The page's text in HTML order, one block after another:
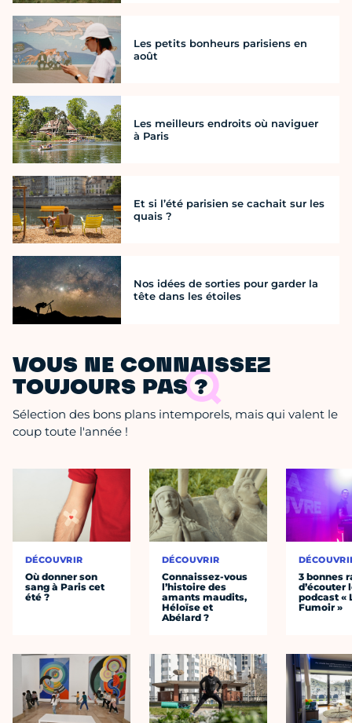
Les petits bonheurs parisiens en
août
Les meilleurs endroits où naviguer
à Paris
Et si l’été parisien se cachait sur les
quais ?
Nos idées de sorties pour garder la
tête dans les étoiles
VOUS NE CONNAISSEZ
TOUJOURS PAS ?
Sélection des bons plans intemporels, mais qui valent le
coup toute l'année !
DÉCOUVRIR
Où donner son
sang à Paris cet
été ?
DÉCOUVRIR
Connaissez-vous
l’histoire des
amants maudits,
Héloïse et
Abélard ?
3 bonnes
d’écouter
podcast «
Fumoir »